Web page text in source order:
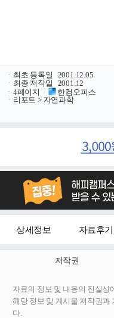
ㆍ 최초 등록일
2001.12.05
ㆍ 최종 저작일
2001.12
ㆍ 4페이지 /
한컴오피스
ㆍ 리포트 > 자연과학
상세정보 자료후기
저작권
자료의 정보 및 내용의 진실성
해당 정보 및 게시물 저작권과
다.